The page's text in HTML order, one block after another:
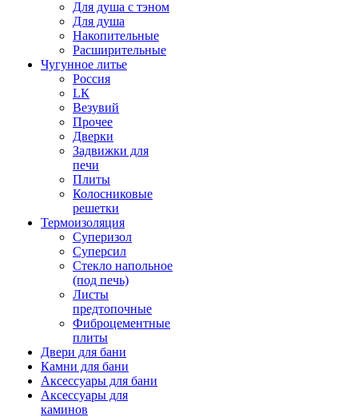
Для душа с тэном
Для душа
Накопительные
Расширительные
Чугунное литье
Россия
LК
Везувий
Прочее
Дверки
Задвижки для
печи
Плиты
Колосниковые
решетки
Термоизоляция
Суперизол
Суперсил
Стекло напольное
(под печь)
Листы
предтопочные
Фиброцементные
плиты
Двери для бани
Камни для бани
Аксессуары для бани
Аксессуары для
каминов